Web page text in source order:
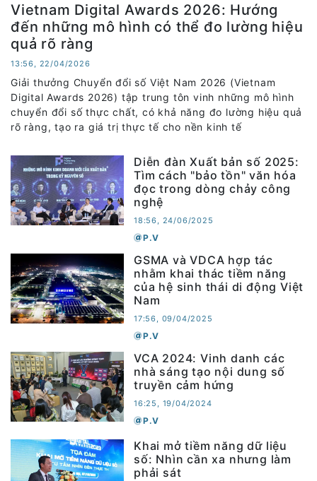
Vietnam Digital Awards 2026: Hướng
đến những mô hình có thể đo lường hiệu
quả rõ ràng
13:56, 22/04/2026
Giải thưởng Chuyển đổi số Việt Nam 2026 (Vietnam
Digital Awards 2026) tập trung tôn vinh những mô hình
chuyển đổi số thực chất, có khả năng đo lường hiệu quả
rõ ràng, tạo ra giá trị thực tế cho nền kinh tế
Diễn đàn Xuất bản số 2025:
Tìm cách "bảo tồn" văn hóa
đọc trong dòng chảy công
nghệ
18:56, 24/06/2025
P.V
GSMA và VDCA hợp tác
nhằm khai thác tiềm năng
của hệ sinh thái di động Việt
Nam
17:56, 09/04/2025
P.V
VCA 2024: Vinh danh các
nhà sáng tạo nội dung số
truyền cảm hứng
16:25, 19/04/2024
P.V
Khai mở tiềm năng dữ liệu
số: Nhìn cần xa nhưng làm
phải sát